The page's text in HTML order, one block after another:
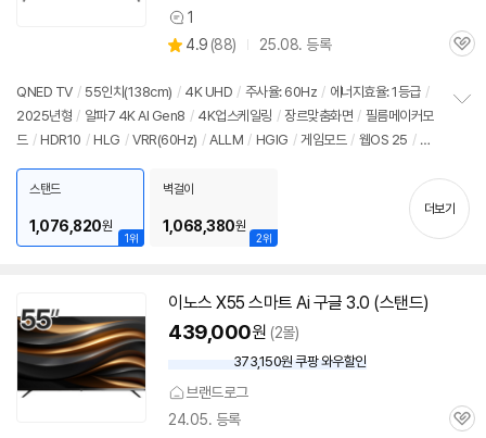
상
품
견
1
별
4.9 (상
리
뷰
88) 25.08. 등록
관
QNED TV / 55인치 (138cm) / 4KUHD / 주사율: 60Hz / 에너지효율: 1등급 /
2025년형 / 알파7 4KAI Gen8 / 4K업스케일링 / 장르맞춤화면 / 필름메이커모
드 / HDR10 / HLG / VRR(60Hz) / ALLM / HGIG / 게임모드 / 웹OS 25 / H
기
1위
스탠드
1,076,820원
2위
벽걸이
1,068,380원
더보기
이노스 X55 스마트 Ai 구글 3.0 (스탠드)
439,000원 (2몰)
우
할
인
373,150원 쿠팡 와우할인
브랜드로그
24.05. 등록
관